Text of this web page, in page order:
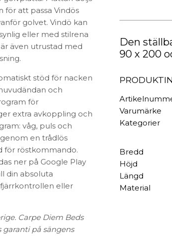
Plädar
Kuddar & täcken
Överkast
Badrumsmattor
Dukning
Prydnadskuddar
för att passa Vindös
golvet. Vindö kan
eller med stilrena
även utrustad med
stöd för nacken
och
för
extra avkoppling och
våg, puls och
en trådlös
för röstkommando.
ner på Google Play
din absoluta
eller
Carpe Diem Beds
på sängens
mängd
Den
90 x 200
Varumärke
Kategorier
Bredd
Höjd
Längd
Material